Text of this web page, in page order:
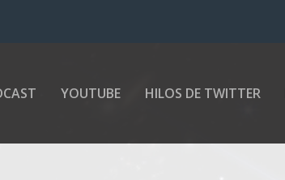
YOUTUBE HILOS DE TWITTER